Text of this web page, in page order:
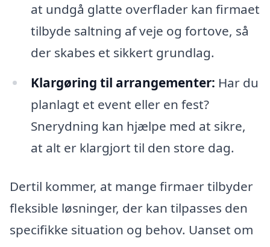
at undgå glatte overflader kan firmaet
tilbyde saltning af veje og fortove, så
der skabes et sikkert grundlag.
Klargøring til arrangementer: Har du
planlagt et event eller en fest?
Snerydning kan hjælpe med at sikre,
at alt er klargjort til den store dag.
Dertil kommer, at mange firmaer tilbyder
fleksible løsninger, der kan tilpasses den
specifikke situation og behov. Uanset om